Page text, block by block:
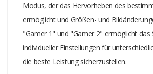
Modus, der das Hervorheben des
ermöglicht und Größen- und
"Gamer 1" und "Gamer 2" ermöglicht das
individueller Einstellungen für
die beste Leistung sicherzustellen.